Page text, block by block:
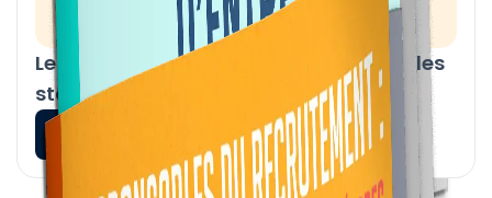
Le Guide ultime de la téléphonie pour les
startups